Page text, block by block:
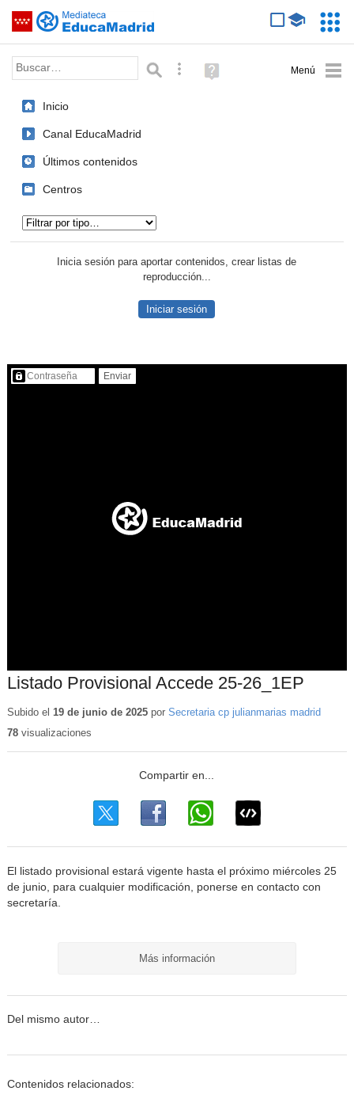
Saltar navegación
Palabra o frase: Búsqueda avanzada
Ayuda
(en
Inicio
Canal EducaMadrid
Últimos contenidos
Centros
Inicia sesión para aportar contenidos, crear listas de
reproducción...
Iniciar sesión
Contenido protegido…
Listado Provisional Accede 25-26_1EP
Subido el 19 de junio de 2025por Secretaria cp julianmarias madrid
78visualizaciones
El listado provisional estará vigente hasta el próximo miércoles 25
de junio, para cualquier modificación, ponerse en contacto con
secretaría.
Más información
Del mismo autor…
Contenidos relacionados: